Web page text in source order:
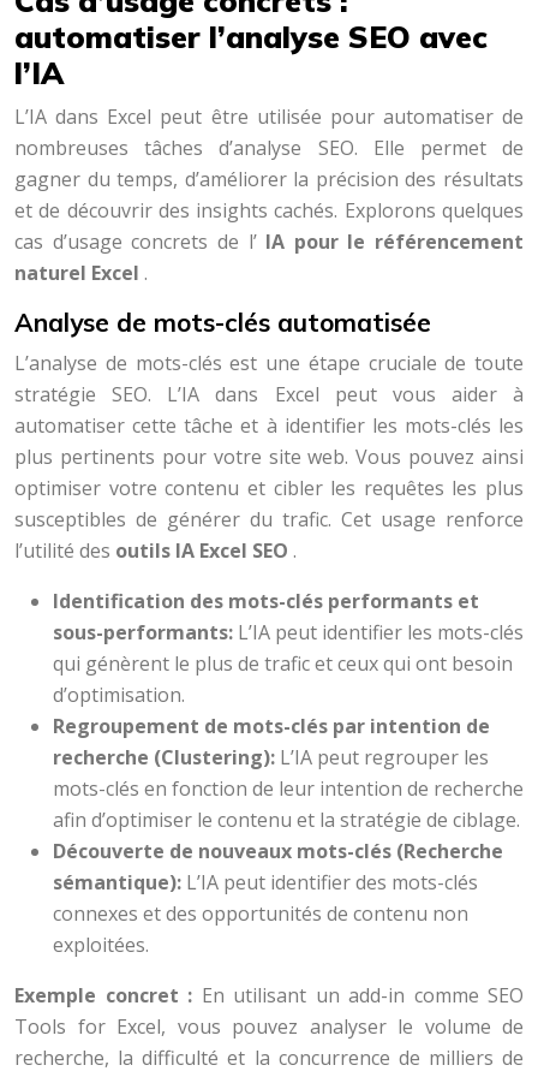
automatiser l’analyse SEO avec
l’IA
L’IA dans Excel peut être utilisée pour automatiser de
nombreuses tâches d’analyse SEO. Elle permet de
gagner du temps, d’améliorer la précision des résultats
et de découvrir des insights cachés. Explorons quelques
cas d’usage concrets de l’ IA pour le référencement
naturel Excel .
Analyse de mots-clés automatisée
L’analyse de mots-clés est une étape cruciale de toute
stratégie SEO. L’IA dans Excel peut vous aider à
automatiser cette tâche et à identifier les mots-clés les
plus pertinents pour votre site web. Vous pouvez ainsi
optimiser votre contenu et cibler les requêtes les plus
susceptibles de générer du trafic. Cet usage renforce
l’utilité des outils IA Excel SEO .
Identification des mots-clés performants et
sous-performants: L’IA peut identifier les mots-clés
qui génèrent le plus de trafic et ceux qui ont besoin
d’optimisation.
Regroupement de mots-clés par intention de
recherche (Clustering): L’IA peut regrouper les
mots-clés en fonction de leur intention de recherche
afin d’optimiser le contenu et la stratégie de ciblage.
Découverte de nouveaux mots-clés (Recherche
sémantique): L’IA peut identifier des mots-clés
connexes et des opportunités de contenu non
exploitées.
Exemple concret : En utilisant un add-in comme SEO
Tools for Excel, vous pouvez analyser le volume de
recherche, la difficulté et la concurrence de milliers de